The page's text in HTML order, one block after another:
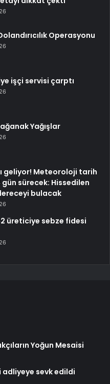
Operasyonu
işçi servisi çarptı
Yağışlar
geliyor! Meteoroloji tarih
sürecek: Hissedilen
bulacak
üreticiye sebze fidesi
Yoğun Mesaisi
adliyeye sevk edildi